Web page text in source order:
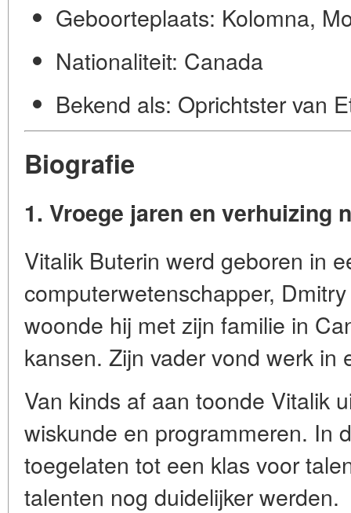
Geboorteplaats: Kolomna,
Nationaliteit: Canada
Bekend als: Oprichtster van
Biografie
1. Vroege jaren en verhuizing
Vitalik Buterin werd geboren in
computerwetenschapper,
woonde hij met zijn familie in
kansen. Zijn vader vond werk in
Van kinds af aan toonde Vitalik
wiskunde en programmeren. In
toegelaten tot een klas voor
talenten nog duidelijker werden.